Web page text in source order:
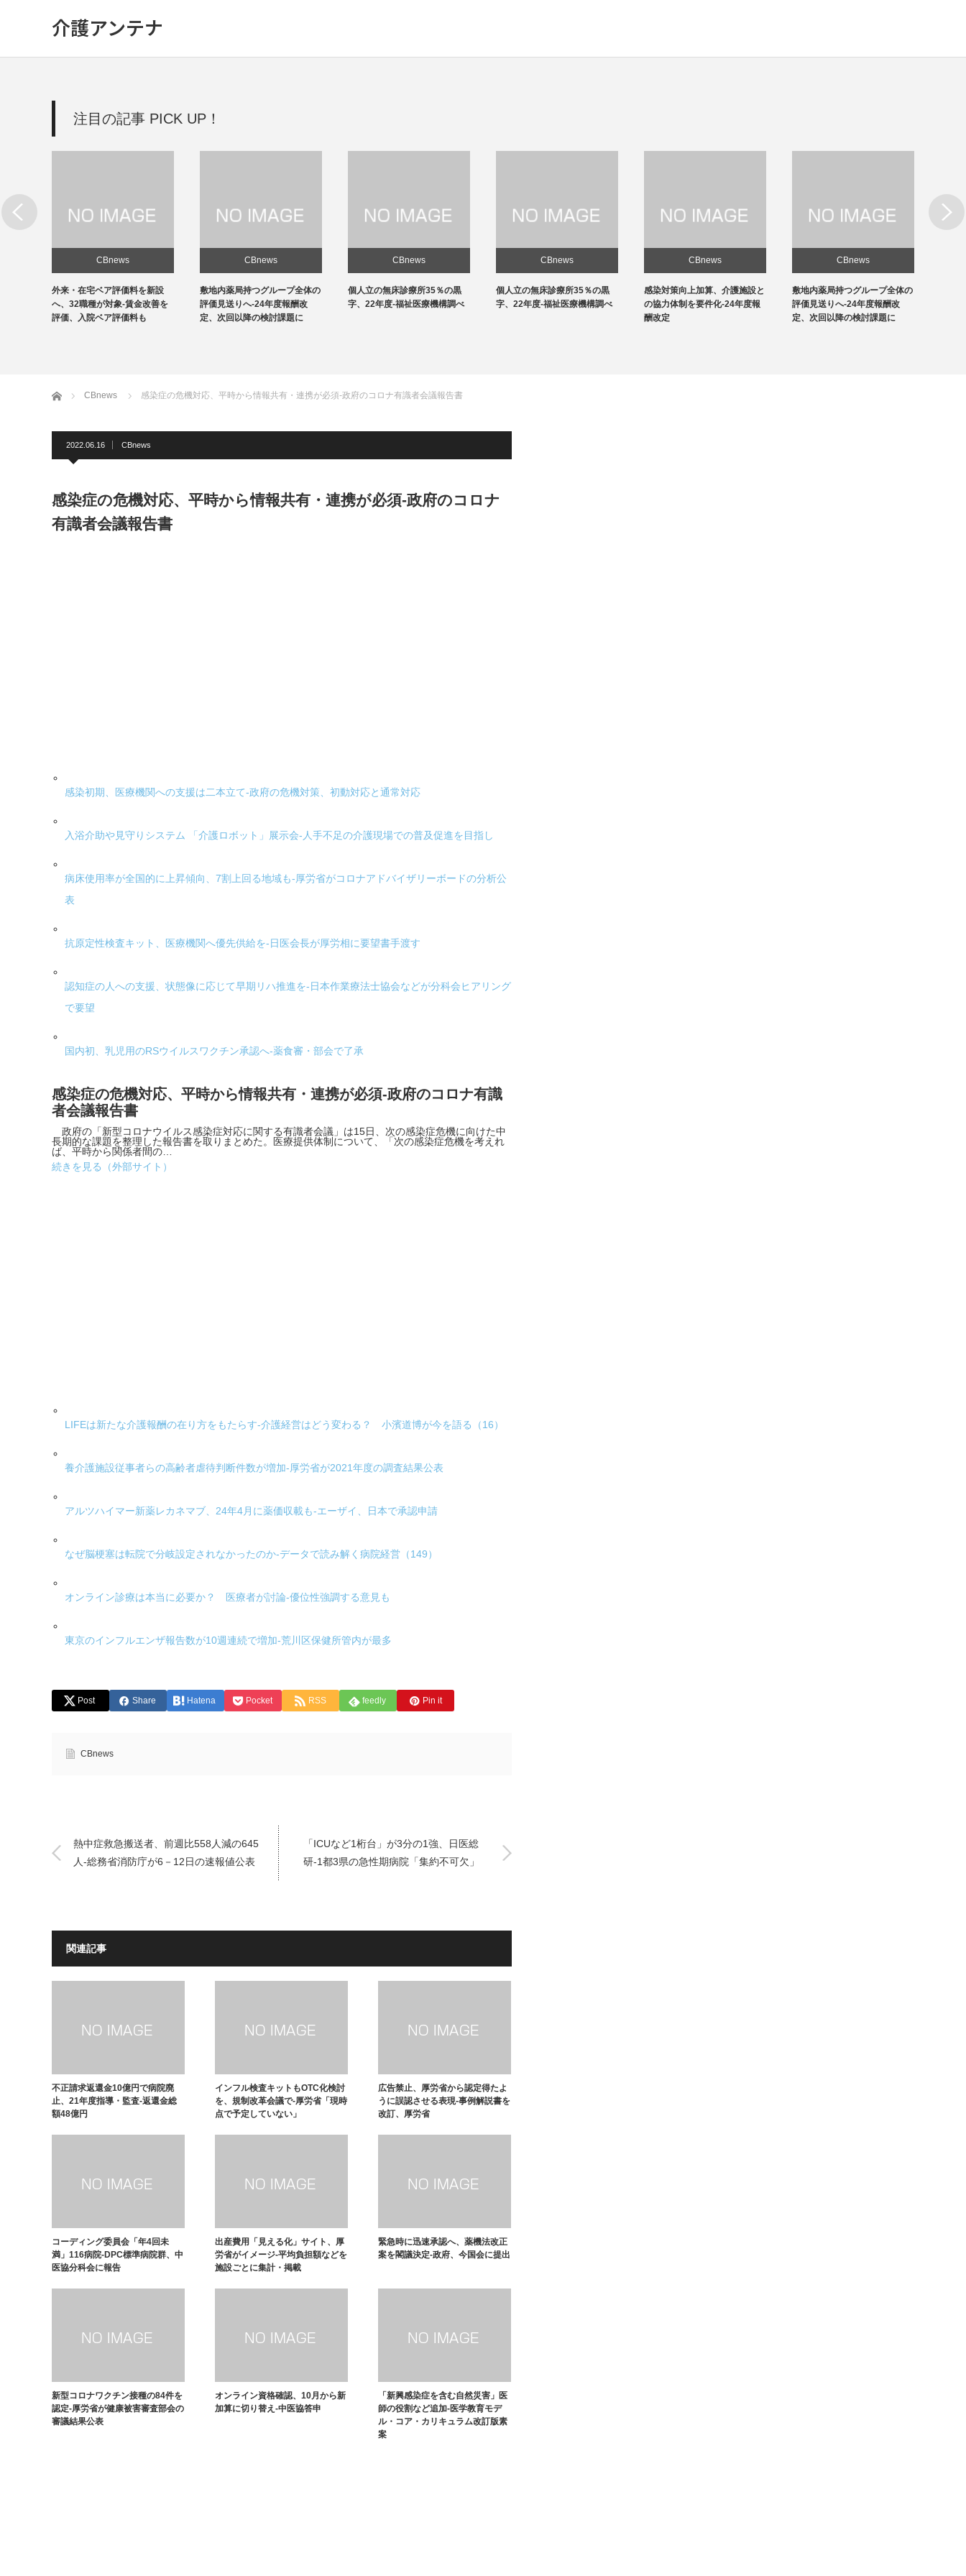
介護アンテナ
注目の記事 PICK UP！
CBnews
敷地内薬局持つグループ全体の
評価見送りへ-24年度報酬改
定、次回以降の検討課題に
CBnews
個人立の無床診療所35％の黒
字、22年度-福祉医療機構調べ
CBnews
個人立の無床診療所35％の黒
字、22年度-福祉医療機構調べ
CBnews
感染対策向上加算、介護施設と
の協力体制を要件化-24年度報
CBnews
敷地内薬局持つグループ全体の
評価見送りへ-24年度報酬改
定、次回以降の検討課題に
CBnews
急性期1の在院日数、支払側
「14日以内」主張-診療側「分
化の前につぶれる」、公益裁定
Next
ホーム CBnews 感染症の危機対応、平時から情報共有・連携が必須-政府のコロナ有識者会議報告書
2022.06.16 CBnews
感染症の危機対応、平時から情報共有・連携が必須-政府のコロナ
有識者会議報告書
感染初期、医療機関への支援は二本立て-政府の危機対策、初動対応と通常対応
入浴介助や見守りシステム 「介護ロボット」展示会-人手不足の介護現場での普及促進を目指し
病床使用率が全国的に上昇傾向、7割上回る地域も-厚労省がコロナアドバイザリーボードの分析公
表
抗原定性検査キット、医療機関へ優先供給を-日医会長が厚労相に要望書手渡す
認知症の人への支援、状態像に応じて早期リハ推進を-日本作業療法士協会などが分科会ヒアリング
で要望
国内初、乳児用のRSウイルスワクチン承認へ-薬食審・部会で了承
感染症の危機対応、平時から情報共有・連携が必須-政府のコロナ有識
者会議報告書
政府の「新型コロナウイルス感染症対応に関する有識者会議」は15日、次の感染症危機に向けた中
長期的な課題を整理した報告書を取りまとめた。医療提供体制について、「次の感染症危機を考えれ
ば、平時から関係者間の…
続きを見る（外部サイト）
LIFEは新たな介護報酬の在り方をもたらす-介護経営はどう変わる？ 小濱道博が今を語る（16）
養介護施設従事者らの高齢者虐待判断件数が増加-厚労省が2021年度の調査結果公表
アルツハイマー新薬レカネマブ、24年4月に薬価収載も-エーザイ、日本で承認申請
なぜ脳梗塞は転院で分岐設定されなかったのか-データで読み解く病院経営（149）
オンライン診療は本当に必要か？ 医療者が討論-優位性強調する意見も
東京のインフルエンザ報告数が10週連続で増加-荒川区保健所管内が最多
Post Share Hatena Pocket RSS feedly Pin it
CBnews
熱中症救急搬送者、前週比558人減の645
人-総務省消防庁が6－12日の速報値公表
「ICUなど1桁台」が3分の1強、日医総
研-1都3県の急性期病院「集約不可欠」
関連記事
不正請求返還金10億円で病院廃
止、21年度指導・監査-返還金総
額48億円
インフル検査キットもOTC化検討
を、規制改革会議で-厚労省「現時
点で予定していない」
広告禁止、厚労省から認定得たよ
うに誤認させる表現-事例解説書を
改訂、厚労省
コーディング委員会「年4回未
満」116病院-DPC標準病院群、中
医協分科会に報告
出産費用「見える化」サイト、厚
労省がイメージ-平均負担額などを
施設ごとに集計・掲載
緊急時に迅速承認へ、薬機法改正
案を閣議決定-政府、今国会に提出
新型コロナワクチン接種の84件を
認定-厚労省が健康被害審査部会の
審議結果公表
オンライン資格確認、10月から新
加算に切り替え-中医協答申
「新興感染症を含む自然災害」医
師の役割など追加-医学教育モデ
ル・コア・カリキュラム改訂版素
案